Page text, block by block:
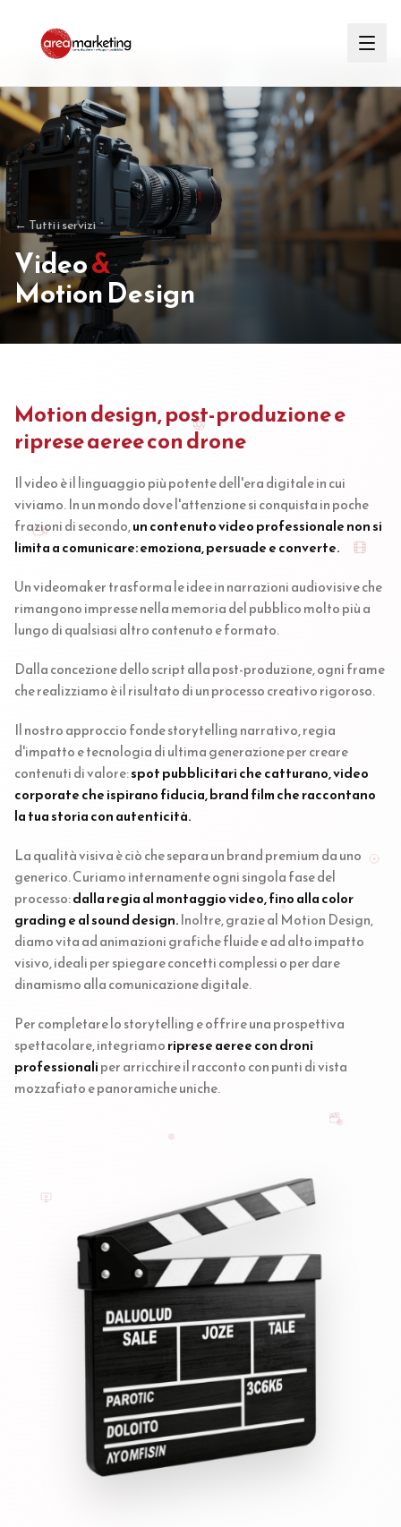
← Tutti i servizi
Video&
Motion Design
Motion design, post-produzione e
riprese aeree con drone
Il video è il linguaggio più potente dell'era digitale in cui
viviamo. In un mondo dove l'attenzione si conquista in poche
frazioni di secondo,un contenuto video professionale non si
limita a comunicare: emoziona, persuade e converte.
Un videomaker trasforma le idee in narrazioni audiovisive che
rimangono impresse nella memoria del pubblico molto più a
lungo di qualsiasi altro contenuto e formato.
Dalla concezione dello script alla post-produzione, ogni frame
che realizziamo è il risultato di un processo creativo rigoroso.
Il nostro approccio fonde storytelling narrativo, regia
d'impatto e tecnologia di ultima generazione per creare
contenuti di valore:spot pubblicitari che catturano, video
corporate che ispirano fiducia, brand film che raccontano
la tua storia con autenticità.
La qualità visiva è ciò che separa un brand premium da uno
generico. Curiamo internamente ogni singola fase del
processo:dalla regia al montaggio video, fino alla color
grading e al sound design.Inoltre, grazie al Motion Design,
diamo vita ad animazioni grafiche fluide e ad alto impatto
visivo, ideali per spiegare concetti complessi o per dare
dinamismo alla comunicazione digitale.
Per completare lo storytelling e offrire una prospettiva
spettacolare, integriamoriprese aeree con droni
professionaliper arricchire il racconto con punti di vista
mozzafiato e panoramiche uniche.